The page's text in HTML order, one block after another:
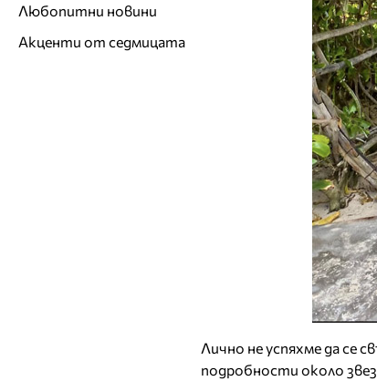
Лично не успяхме да се
подробности около
Любопитни новини
Акценти от седмицата